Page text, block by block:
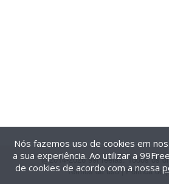
@2014-2026 99Freelas. Todos os
Termos de uso| Política de
Nós fazemos uso de cookies em
a sua experiência. Ao utilizar a
de cookies de acordo com a nossa